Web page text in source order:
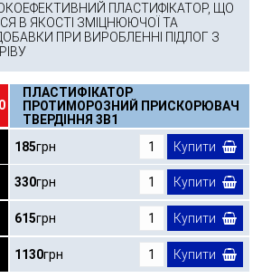
ПЛАСТИФІКАТОР, ЩО
В ЯКОСТІ ЗМІЦНЮЮЧОЇ ТА
ПРИ ВИРОБЛЕННІ ПІДЛОГ З
ПЛАСТИФІКАТОР
ПРОТИМОРОЗНИЙ ПРИСКОРЮВАЧ
ТВЕРДІННЯ 3В1
185грн Купити
330грн Купити
615грн Купити
1130грн Купити